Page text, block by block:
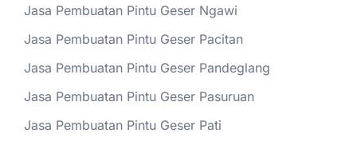
Jasa Pembuatan Pintu Geser Ngawi
Jasa Pembuatan Pintu Geser Pacitan
Jasa Pembuatan Pintu Geser Pandeglang
Jasa Pembuatan Pintu Geser Pasuruan
Jasa Pembuatan Pintu Geser Pati